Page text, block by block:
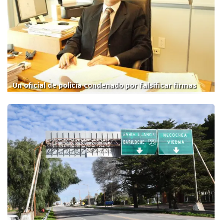
Un oficial de policía condenado por falsificar firmas